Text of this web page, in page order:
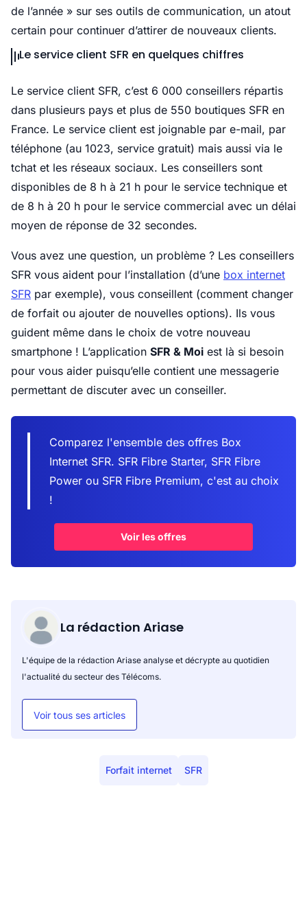
de l’année » sur ses outils de communication, un atout
certain pour continuer d’attirer de nouveaux clients.
Le service client SFR en quelques chiffres
Le service client SFR, c’est 6 000 conseillers répartis
dans plusieurs pays et plus de 550 boutiques SFR en
France. Le service client est joignable par e-mail, par
téléphone (au 1023, service gratuit) mais aussi via le
tchat et les réseaux sociaux. Les conseillers sont
disponibles de 8 h à 21 h pour le service technique et
de 8 h à 20 h pour le service commercial avec un délai
moyen de réponse de 32 secondes.
Vous avez une question, un problème ? Les conseillers
SFR vous aident pour l’installation (d’une box internet
SFR par exemple), vous conseillent (comment changer
de forfait ou ajouter de nouvelles options). Ils vous
guident même dans le choix de votre nouveau
smartphone ! L’application SFR & Moi est là si besoin
pour vous aider puisqu’elle contient une messagerie
permettant de discuter avec un conseiller.
Comparez l'ensemble des offres Box
Internet SFR. SFR Fibre Starter, SFR Fibre
Power ou SFR Fibre Premium, c'est au choix
!
Voir les offres
La rédaction Ariase
L'équipe de la rédaction Ariase analyse et décrypte au quotidien
l'actualité du secteur des Télécoms.
Voir tous ses articles
Forfait internet SFR